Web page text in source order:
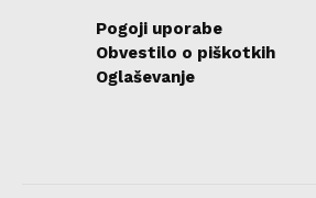
Pogoji uporabe
Obvestilo o piškotkih
Oglaševanje